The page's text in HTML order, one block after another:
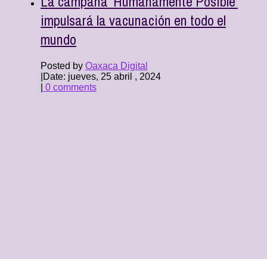
impulsará la vacunación en todo el
mundo
Posted by Oaxaca Digital
Date: jueves, 25 abril , 2024
0 comments